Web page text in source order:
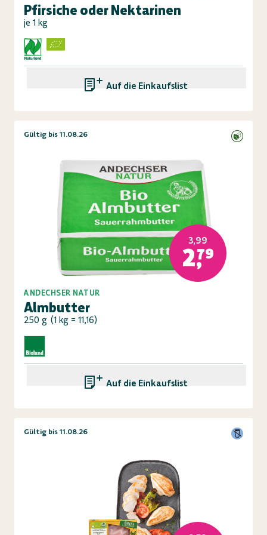
Pfirsiche oder Nektarinen
je 1 kg
Auf die Einkaufsliste
Gültig bis 11.08.26
3,99
2,79
ANDECHSER NATUR
Almbutter
250 g (1 kg = 11,16)
Auf die Einkaufsliste
Gültig bis 11.08.26